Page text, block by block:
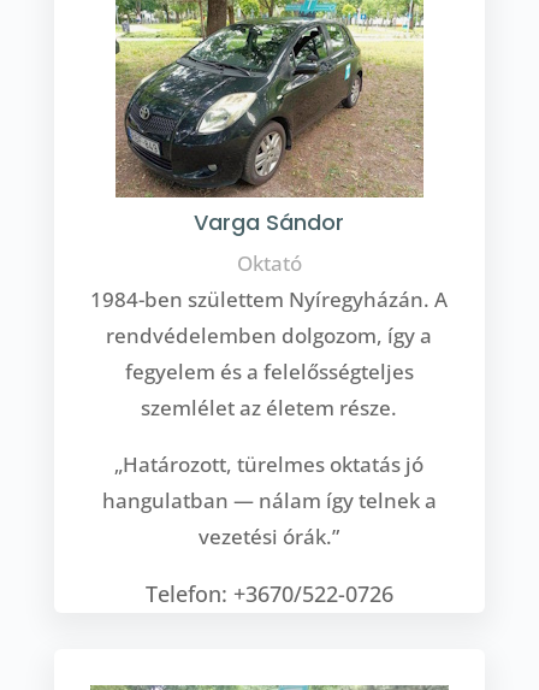
Varga Sándor
Oktató
1984-ben születtem Nyíregyházán. A
rendvédelemben dolgozom, így a
fegyelem és a felelősségteljes
szemlélet az életem része.
„Határozott, türelmes oktatás jó
hangulatban — nálam így telnek a
vezetési órák.”
Telefon: +3670/522-0726